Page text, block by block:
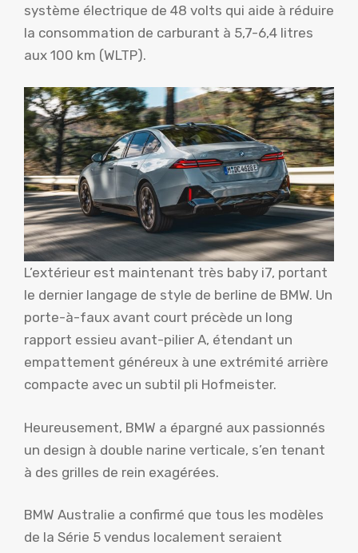
système électrique de 48 volts qui aide à réduire
la consommation de carburant à 5,7-6,4 litres
aux 100 km (WLTP).
L’extérieur est maintenant très baby i7, portant
le dernier langage de style de berline de BMW. Un
porte-à-faux avant court précède un long
rapport essieu avant-pilier A, étendant un
empattement généreux à une extrémité arrière
compacte avec un subtil pli Hofmeister.
Heureusement, BMW a épargné aux passionnés
un design à double narine verticale, s’en tenant
à des grilles de rein exagérées.
BMW Australie a confirmé que tous les modèles
de la Série 5 vendus localement seraient